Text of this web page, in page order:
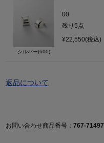
シルバー(600)
00
残り 5点
¥22,550(税込)
返品について
お問い合わせ商品番号： 767-71497